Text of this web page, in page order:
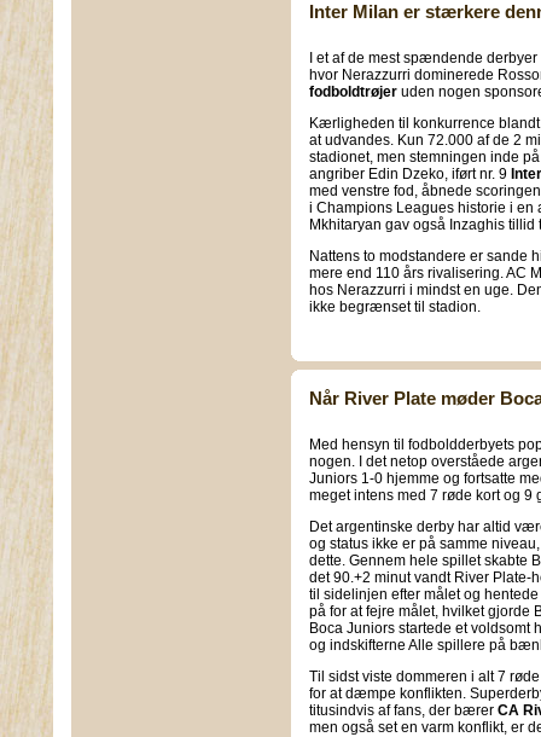
Inter Milan er stærkere
I et af de mest spændende
hvor Nerazzurri dominerede
fodboldtrøjer uden nogen
Kærligheden til konkurrence
at udvandes. Kun 72.000 af de 2
stadionet, men stemningen inde
angriber Edin Dzeko, iført nr. 9
med venstre fod, åbnede
i Champions Leagues historie i en
Mkhitaryan gav også Inzaghis
Nattens to modstandere er sande
mere end 110 års rivalisering. AC
hos Nerazzurri i mindst en uge.
ikke begrænset til stadion.
Når River Plate møder
Med hensyn til fodboldderbyets
nogen. I det netop overståede
Juniors 1-0 hjemme og fortsatte
meget intens med 7 røde kort og 9
Det argentinske derby har altid
og status ikke er på samme
dette. Gennem hele spillet skabte
det 90.+2 minut vandt River Plate-
til sidelinjen efter målet og
på for at fejre målet, hvilket gjorde
Boca Juniors startede et
og indskifterne Alle spillere på
Til sidst viste dommeren i alt 7
for at dæmpe konflikten.
titusindvis af fans, der bærer CA
men også set en varm konflikt, er